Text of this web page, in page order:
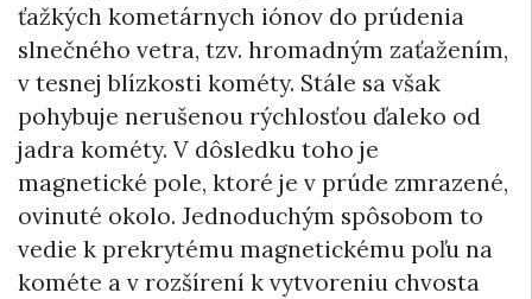
ťažkých kometárnych iónov do prúdenia
slnečného vetra, tzv. hromadným zaťažením,
v tesnej blízkosti kométy. Stále sa však
pohybuje nerušenou rýchlosťou ďaleko od
jadra kométy. V dôsledku toho je
magnetické pole, ktoré je v prúde zmrazené,
ovinuté okolo. Jednoduchým spôsobom to
vedie k prekrytému magnetickému poľu na
kométe a v rozšírení k vytvoreniu chvosta